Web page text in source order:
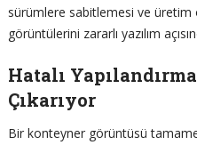
sürümlere sabitlemesi ve üretim
görüntülerini zararlı yazılım
Hatalı
Çıkarıyor
Bir konteyner görüntüsü